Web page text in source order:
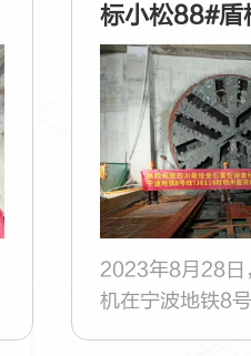
标小松88#盾
2023年8月28日
机在宁波地铁8